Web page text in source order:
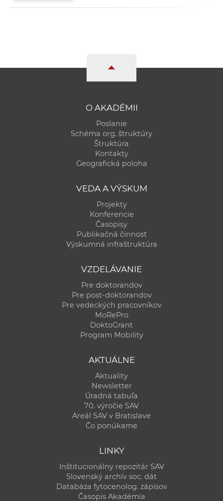
O AKADÉMII
Poslanie
Schéma org. štruktúry
Štruktúra
Kontakty
Geografická poloha
VEDA A VÝSKUM
Projekty
Konferencie
Časopisy
Publikačná činnosť
Výskumná infraštruktúra
VZDELÁVANIE
Pre doktorandov
Pre post-doktorandov
Pre vedeckých pracovníkov
MoRePro
DoktoGrant
Program Mobility
AKTUÁLNE
Aktuality
Newsletter
Úradná tabuľa
70. výročie SAV
Areál SAV v Bratislave
Čo ponúkame
LINKY
Inštitucionálny repozitár SAV
Slovenský archív soc. dát
Databáza fytocenolog. zápisov
Časopis Akadémia